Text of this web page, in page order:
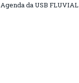
Agenda da USB FLUVIAL